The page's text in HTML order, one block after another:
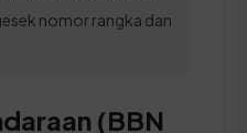
nomor rangka dan
(BBN